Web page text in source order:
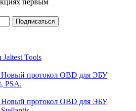
Tools
протокол OBD для ЭБУ
PSA.
протокол OBD для ЭБУ